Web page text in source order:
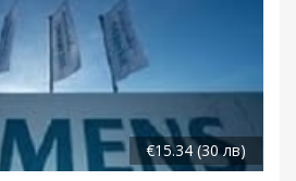
€15.34 (30 лв)